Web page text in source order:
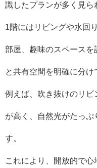
識したプランが多く見ら
1階にはリビングや水回
部屋、趣味のスペースを
と共有空間を明確に分け
例えば、吹き抜けのリ
が高く、自然光がたっぷ
す。
これにより、開放的で